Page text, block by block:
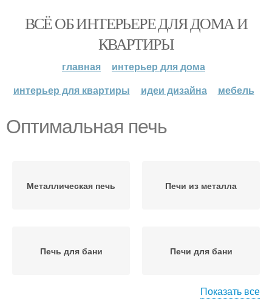
ВСЁ ОБ ИНТЕРЬЕРЕ ДЛЯ ДОМА И
КВАРТИРЫ
главная
интерьер для дома
интерьер для квартиры
идеи дизайна мебель
Оптимальная печь
Металлическая печь Печи из металла
Печь для бани Печи для бани
Показать все